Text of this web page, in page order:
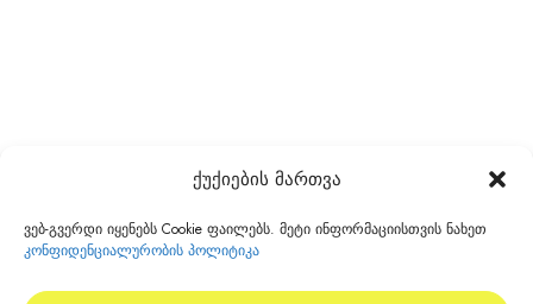
ქუქიების მართვა
ვებ-გვერდი იყენებს Cookie ფაილებს. მეტი ინფორმაციისთვის ნახეთ
კონფიდენციალურობის პოლიტიკა